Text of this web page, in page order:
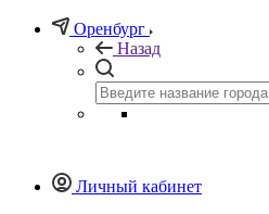
Оренбург
Назад
Личный кабинет